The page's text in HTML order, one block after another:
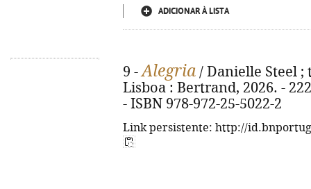
ADICIONAR À LISTA
9 -Alegria / Danielle Steel ;
Lisboa : Bertrand, 2026. -
- ISBN 978-972-25-5022-2
Link persistente: http://